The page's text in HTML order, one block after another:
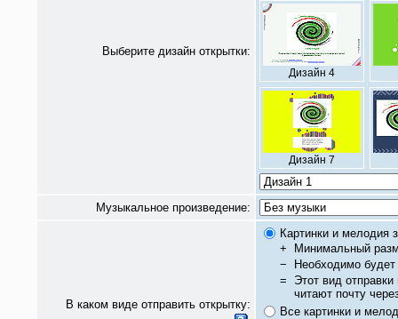
Выберите дизайн открытки:
Дизайн 4
Дизайн 7
Музыкальное произведение:
В каком виде отправить открытку:
Картинки и мелодия
+
Минимальный
−
Необходимо будет
= Этот вид
читают почту
Все картинки и